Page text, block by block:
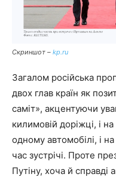
Скриншот – kp.ru
Загалом російська
двох глав країн як
саміт», акцентуючи
килимовій доріжці, і на
одному автомобілі, і
час зустрічі. Проте
Путіну, хоча й справді